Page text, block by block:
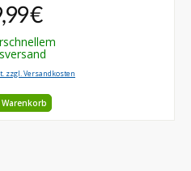
€
zzgl. Versandkosten